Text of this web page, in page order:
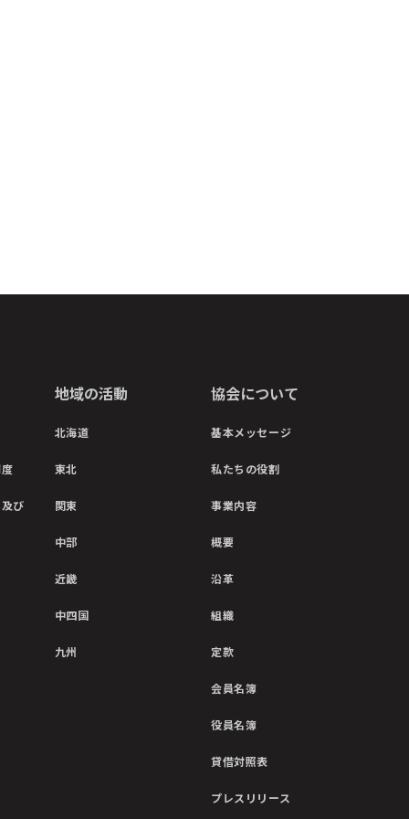
び
地域の活動
北海道
東北
関東
中部
近畿
中四国
九州
協会について
基本メッセージ
私たちの役割
事業内容
概要
沿革
組織
定款
会員名簿
役員名簿
貸借対照表
プレスリリース